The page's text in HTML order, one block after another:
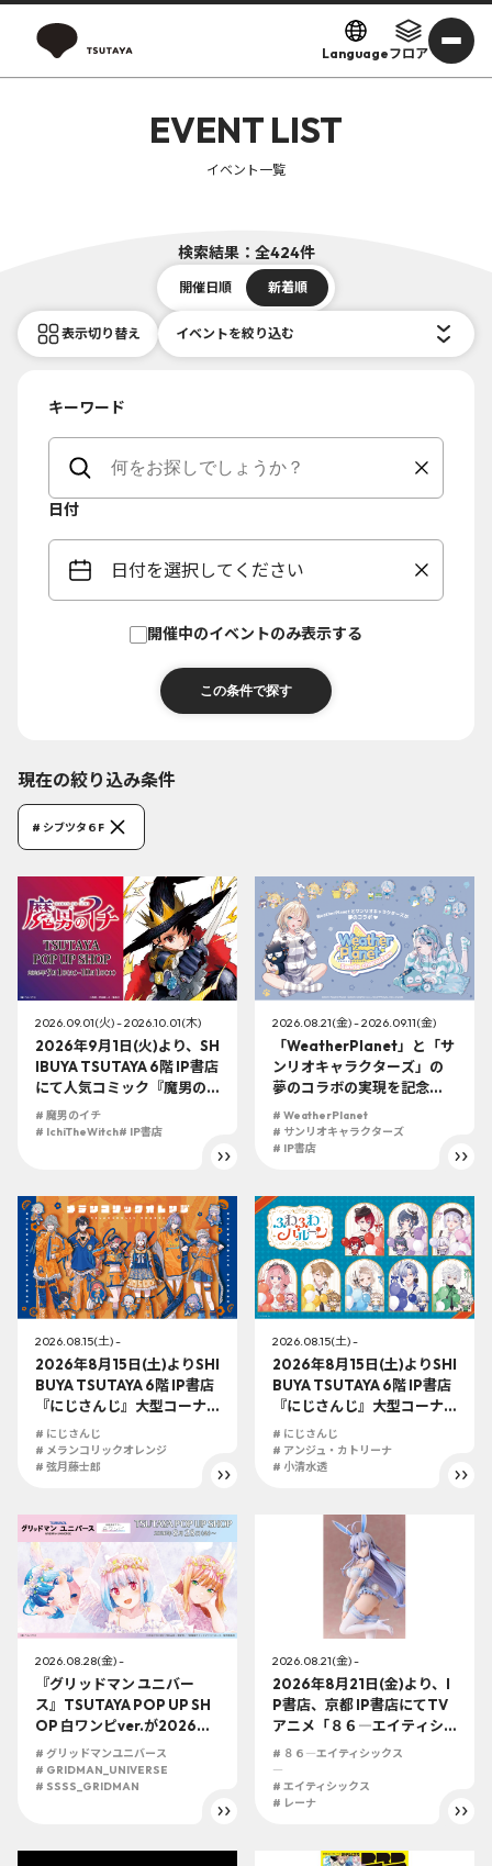
Languageフロア
EVENT LIST
イベント一覧
検索結果：全424件
開催日順 新着順
表示切り替え イベントを絞り込む
キーワード
日付
日付を選択してください
開催中のイベントのみ表示する
現在の絞り込み条件
# シブツタ６F
2026.09.01(火) - 2026.10.01(木)
2026年9月1日(火)より、SH
IBUYA TSUTAYA 6階 IP書店
にて人気コミック『魔男の
イチ』TSUTAYA POP UP S
HOP開催決定！
# 魔男のイチ
# IchiTheWitch# IP書店
2026.08.21(金) - 2026.09.11(金)
「WeatherPlanet」と「サ
ンリオキャラクターズ」の
夢のコラボの実現を記念
し、グッズの発売及びSHIB
UYA TSUTAYA IP書店でのP
OPUP STOREの実施が決
# WeatherPlanet
# サンリオキャラクターズ
# IP書店
2026.08.15(土) -
2026年8月15日(土)よりSHI
BUYA TSUTAYA 6階 IP書店
『にじさんじ』大型コーナ
ーにて『メランコリックオ
レンジ』展開決定！！
# にじさんじ
# メランコリックオレンジ
# 弦月藤士郎
2026.08.15(土) -
2026年8月15日(土)よりSHI
BUYA TSUTAYA 6階 IP書店
『にじさんじ』大型コーナ
ーにて『ふわふわバルー
ン』展開決定！！
# にじさんじ
# アンジュ・カトリーナ
# 小清水透
2026.08.28(金) -
『グリッドマン ユニバー
ス』TSUTAYA POP UP SH
OP 白ワンピver.が2026年
8月28日(金)より開催決
定！！ 白いワンピースをテ
ーマにした新規描き下ろし
# グリッドマンユニバース
# GRIDMAN_UNIVERSE
# SSSS_GRIDMAN
2026.08.21(金) -
2026年8月21日(金)より、I
P書店、京都 IP書店にてTV
アニメ「８６―エイティシ
ックス―」 レーナ バニーVe
r. 1/7スケールフィギュアの
展開が決定！！
# ８６―エイティシックス
―
# エイティシックス
# レーナ